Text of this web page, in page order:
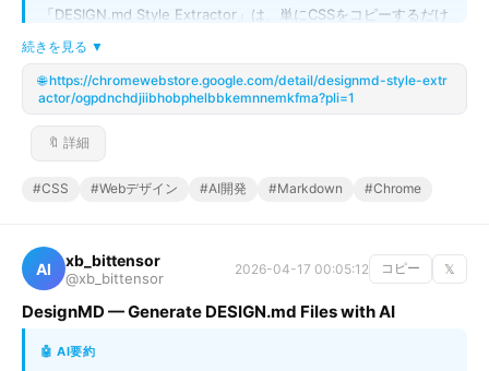
「DESIGN.md Style Extractor」は、単にCSSをコピーするだけ
でなく、CSS変数などを高度に検出して、デザインプロファイル
を`DESIGN.md`や`SKILL.md`形式で自動生成します。これによ
り、Google StitchやClaude Codeなどの最新AI開発ツールに対
して、ウェブサイトの構造とスタイルを体系的に提供することが
可能に。デザインのインスピレーションを得る際や、プロトタイ
ピングの初期段階で、手作業だったスタイル定義プロセスがワン
クリックで完了します。開発者はこれを利用して、より高品質な
続きを見る ▼
🌐 https://chromewebstore.google.com/detail/designmd-style-extr
actor/ogpdnchdjiibhobphelbbkemnnemkfma?pli=1
🔖 詳細
#CSS #Webデザイン #AI開発 #Markdown #Chrome
AI xb_bittensor
@xb_bittensor
2026-04-17 00:05:12 コピー 𝕏
DesignMD — Generate DESIGN.md Files with AI
🤖 AI要約